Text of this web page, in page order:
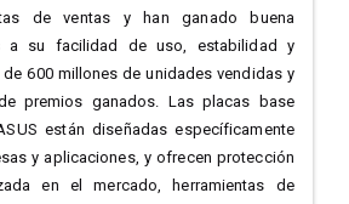
de ventas y han ganado buena
a su facilidad de uso, estabilidad y
600 millones de unidades vendidas y
premios ganados. Las placas base
están diseñadas específicamente
y aplicaciones, y ofrecen protección
en el mercado, herramientas de